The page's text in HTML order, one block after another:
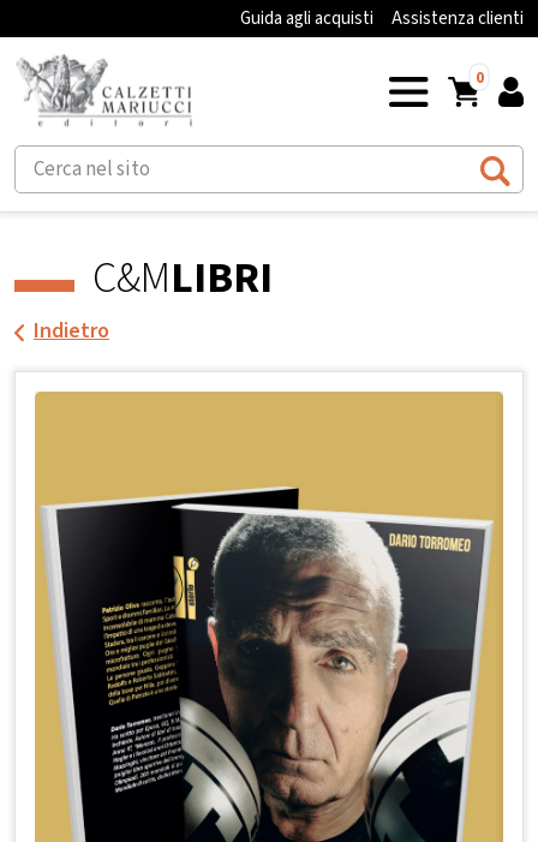
Guida agli acquisti Assistenza clienti
0
C&MLIBRI
Indietro